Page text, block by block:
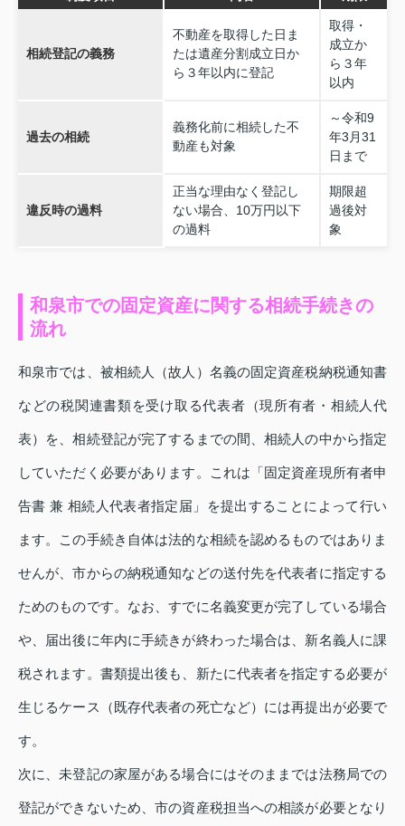
相続登記の義務
不動産を取得した日ま
たは遺産分割成立日か
ら３年以内に登記
取得・
成立か
ら３年
以内
過去の相続
義務化前に相続した不
動産も対象
～令和9
年3月31
日まで
違反時の過料
正当な理由なく登記し
ない場合、10万円以下
の過料
期限超
過後対
象
和泉市での固定資産に関する相続手続きの
流れ
和泉市では、被相続人（故人）名義の固定資産税納税通知書
などの税関連書類を受け取る代表者（現所有者・相続人代
表）を、相続登記が完了するまでの間、相続人の中から指定
していただく必要があります。これは「固定資産現所有者申
告書 兼 相続人代表者指定届」を提出することによって行い
ます。この手続き自体は法的な相続を認めるものではありま
せんが、市からの納税通知などの送付先を代表者に指定する
ためのものです。なお、すでに名義変更が完了している場合
や、届出後に年内に手続きが終わった場合は、新名義人に課
税されます。書類提出後も、新たに代表者を指定する必要が
生じるケース（既存代表者の死亡など）には再提出が必要で
す。
次に、未登記の家屋がある場合にはそのままでは法務局での
登記ができないため、市の資産税担当への相談が必要となり